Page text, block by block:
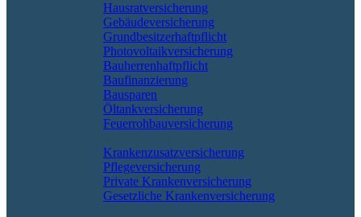
Hausratversicherung
Gebäudeversicherung
Grundbesitzerhaftpflicht
Photovoltaikversicherung
Bauherrenhaftpflicht
Baufinanzierung
Bausparen
Öltankversicherung
Feuerrohbauversicherung
Krankenzusatzversicherung
Pflegeversicherung
Private Krankenversicherung
Gesetzliche Krankenversicherung